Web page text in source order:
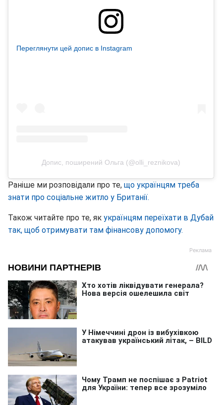
Переглянути цей допис в Instagram
Допис, поширений Ольга (@olli_reznikova)
Раніше ми розповідали про те, що українцям треба
знати про соціальне житло у Британії.
Також читайте про те, як українцям переїхати в Дубай
так, щоб отримувати там фінансову допомогу.